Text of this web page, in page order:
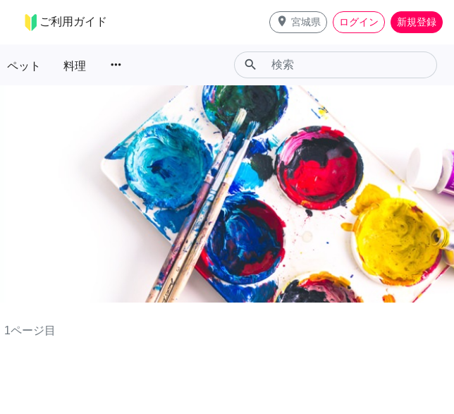
ご利用ガイド place 宮城県 ログイン 新規登録
ペット 料理 more_horiz search
1ページ目